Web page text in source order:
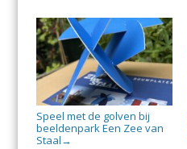
Speel met de golven bij
beeldenpark Een Zee van
Staal →